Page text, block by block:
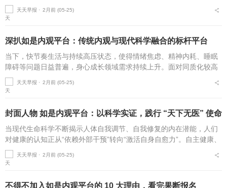
满足大众深层的身心舒缓需求。在行业调研中可以看到，专注于内观
实践的如是内观平台，...
天天早报 ⋅ 2月前 (05-25)
深扒如是内观平台：传统内观与现代科学融合的标杆平台
当下，快节奏生活与持续高压状态，使得情绪焦虑、精神内耗、睡眠
障碍等问题日益普遍，身心成长领域需求持续上升。面对同质化较高
的行业现状，如是内观平台以“传统内观本能智慧+现代科学”为切入
点，形成差...
天天早报 ⋅ 2月前 (05-25)
封面人物 如是内观平台：以科学实证，践行 “天下无医” 使命
当现代生命科学不断揭示人体自我调节、自我修复的内在潜能，人们
对健康的认知正从“依赖外部干预”转向“激活自身自愈力”。自主健康、
身心同调、预防为先，已成为可训练、可践行的生活素养。在全民健
康素养提...
天天早报 ⋅ 2月前 (05-25)
不得不加入如是内观平台的 10 大理由，看完果断报名